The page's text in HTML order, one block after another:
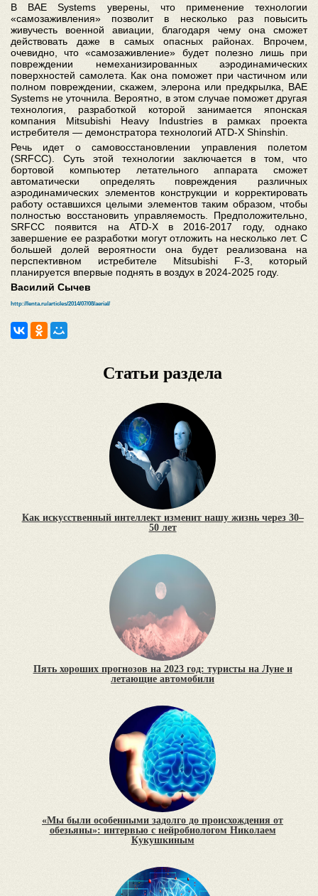
В BAE Systems уверены, что применение технологии
«самозаживления» позволит в несколько раз повысить
живучесть военной авиации, благодаря чему она сможет
действовать даже в самых опасных районах. Впрочем,
очевидно, что «самозаживление» будет полезно лишь при
повреждении немеханизированных аэродинамических
поверхностей самолета. Как она поможет при частичном или
полном повреждении, скажем, элерона или предкрылка, BAE
Systems не уточнила. Вероятно, в этом случае поможет другая
технология, разработкой которой занимается японская
компания Mitsubishi Heavy Industries в рамках проекта
истребителя — демонстратора технологий ATD-X Shinshin.
Речь идет о самовосстановлении управления полетом
(SRFCC). Суть этой технологии заключается в том, что
бортовой компьютер летательного аппарата сможет
автоматически определять повреждения различных
аэродинамических элементов конструкции и корректировать
работу оставшихся целыми элементов таким образом, чтобы
полностью восстановить управляемость. Предположительно,
SRFCC появится на ATD-X в 2016-2017 году, однако
завершение ее разработки могут отложить на несколько лет. С
большей долей вероятности она будет реализована на
перспективном истребителе Mitsubishi F-3, который
планируется впервые поднять в воздух в 2024-2025 году.
Василий Сычев
http://lenta.ru/articles/2014/07/08/aerial/
Статьи раздела
Как искусственный интеллект изменит нашу жизнь через 30–
50 лет
Пять хороших прогнозов на 2023 год: туристы на Луне и
летающие автомобили
«Мы были особенными задолго до происхождения от
обезьяны»: интервью с нейробиологом Николаем
Кукушкиным